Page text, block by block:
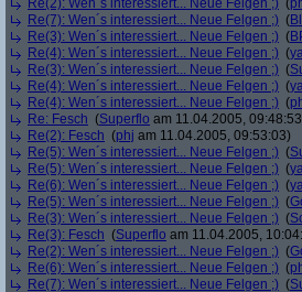
Re(2): Wen´s interessiert... Neue Felgen ;) (
Re(7): Wen´s interessiert... Neue Felgen ;) (
Re(3): Wen´s interessiert... Neue Felgen ;) (
Re(4): Wen´s interessiert... Neue Felgen ;) (
Re(3): Wen´s interessiert... Neue Felgen ;) (
Re(4): Wen´s interessiert... Neue Felgen ;) (
Re(4): Wen´s interessiert... Neue Felgen ;) (
Re: Fesch (Superflo am 11.04.2005,
Re(2): Fesch (phj am 11.04.2005, 09:53:03)
Re(5): Wen´s interessiert... Neue Felgen ;) (
Re(5): Wen´s interessiert... Neue Felgen ;) (
Re(6): Wen´s interessiert... Neue Felgen ;) (
Re(5): Wen´s interessiert... Neue Felgen ;) (
Re(3): Wen´s interessiert... Neue Felgen ;) (
Re(3): Fesch (Superflo am 11.04.2005,
Re(2): Wen´s interessiert... Neue Felgen ;) (
Re(6): Wen´s interessiert... Neue Felgen ;) (
Re(7): Wen´s interessiert... Neue Felgen ;) (